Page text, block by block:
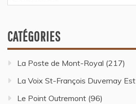
CATÉGORIES
La Poste de Mont-Royal (217)
La Voix St-François Duvernay Est
Le Point Outremont (96)